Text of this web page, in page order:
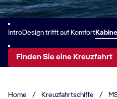
IntroDesign trifft auf Komfort
Finden Sie eine Kreuzfahrt
Home / Kreuzfahrtschiffe /